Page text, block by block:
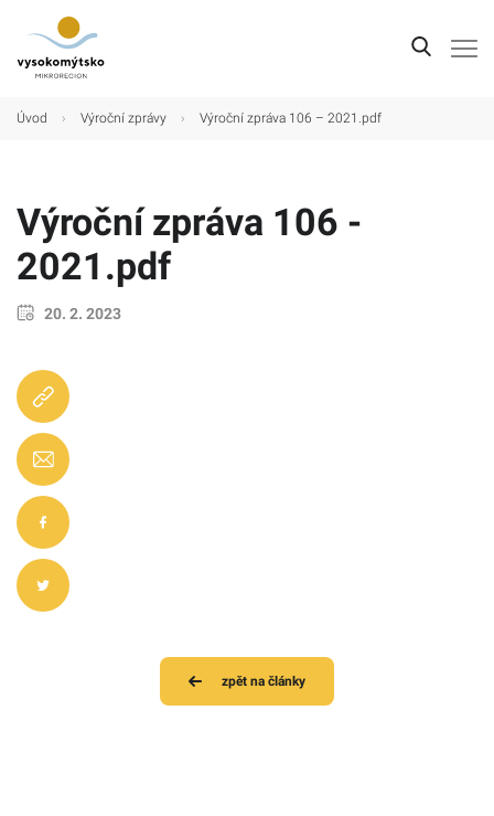
Úvod › Výroční zprávy › Výroční zpráva 106 – 2021.pdf
Výroční zpráva 106 -
2021.pdf
20. 2. 2023
zpět na články
Úvod
Obce
Turistické cíle